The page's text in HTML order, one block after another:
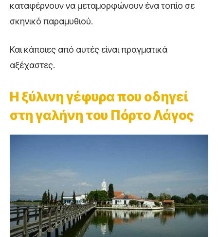
καταφέρνουν να μεταμορφώνουν ένα τοπίο σε
σκηνικό παραμυθιού.
Και κάποιες από αυτές είναι πραγματικά
αξέχαστες.
Η ξύλινη γέφυρα που οδηγεί
στη γαλήνη του Πόρτο Λάγος